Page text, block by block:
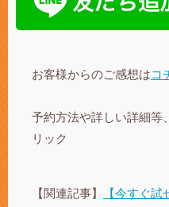
お客様からのご感想はコ
予約方法や詳しい詳細等
リック
【関連記事】
【今すぐ